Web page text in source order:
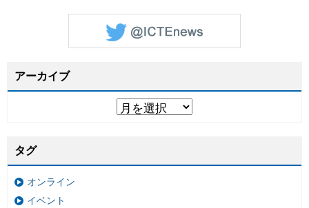
アーカイブ
タグ
オンライン
イベント